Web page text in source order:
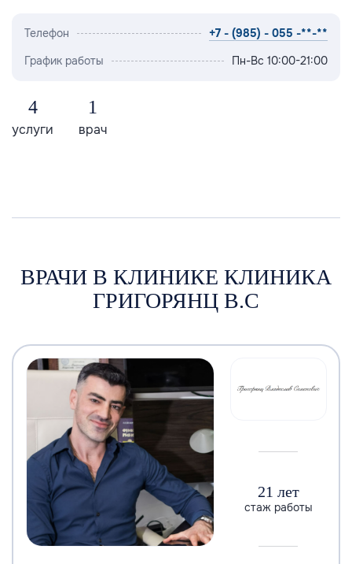
Телефон
+7 - (985) - 055 -**-**
График работы
Пн-Вс 10:00-21:00
4
услуги
1
врач
ВРАЧИ В КЛИНИКЕ КЛИНИКА
ГРИГОРЯНЦ В.С
21 лет
стаж работы